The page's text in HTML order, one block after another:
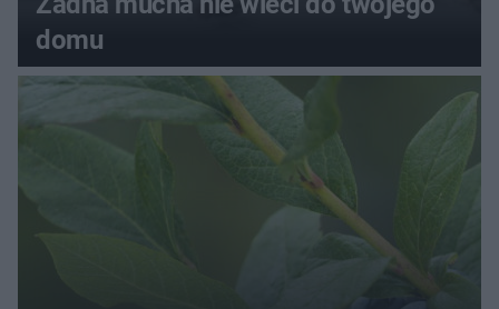
domu